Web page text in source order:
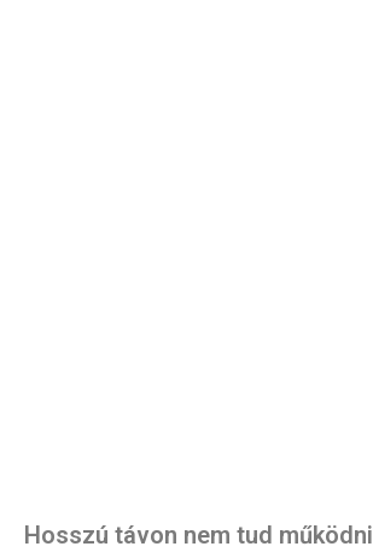
Hosszú távon nem tud működni